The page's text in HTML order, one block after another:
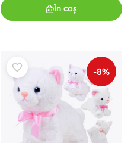
În coș
-8%